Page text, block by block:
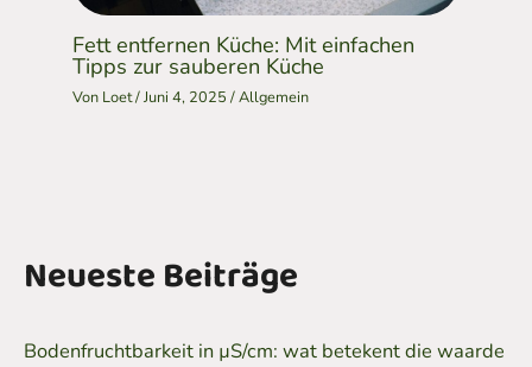
Fett entfernen Küche: Mit einfachen
Tipps zur sauberen Küche
Von Loet/Juni 4, 2025/Allgemein
Neueste Beiträge
Bodenfruchtbarkeit in µS/cm: wat betekent die waarde